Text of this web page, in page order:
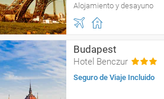
Alojamiento y desayuno
Budapest
Hotel Benczur
Seguro de Viaje Incluido